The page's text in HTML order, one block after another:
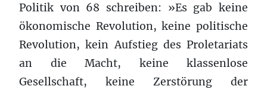
Politik von 68 schreiben: »Es gab keine
ökonomische Revolution, keine politische
Revolution, kein Aufstieg des Proletariats
an die Macht, keine klassenlose
Gesellschaft, keine Zerstörung der